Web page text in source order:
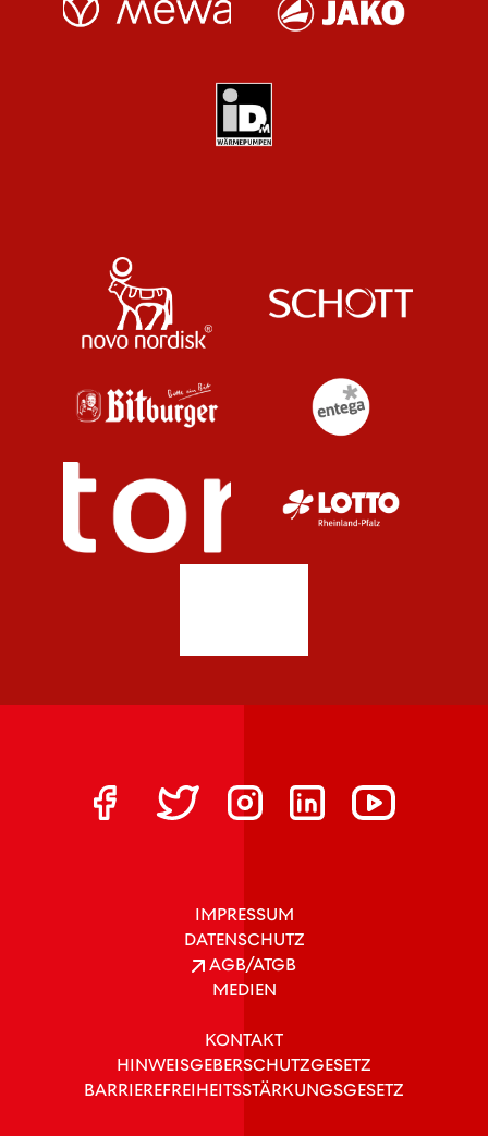
IMPRESSUM
DATENSCHUTZ
AGB/ATGB
MEDIEN
KONTAKT
HINWEISGEBERSCHUTZGESETZ
BARRIEREFREIHEITSSTÄRKUNGSGESETZ